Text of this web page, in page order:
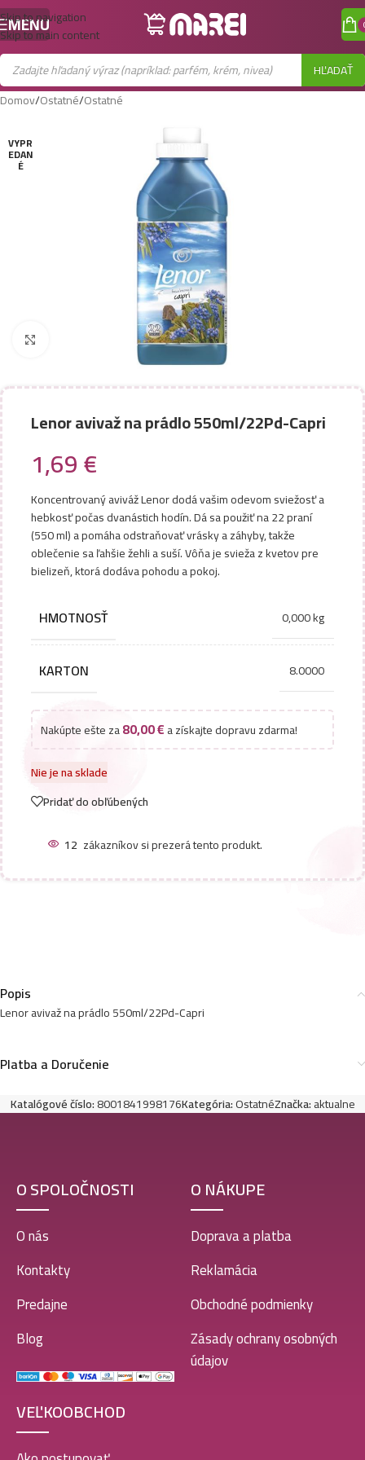
Skip to navigation
Skip to main content
MENU
HĽADAŤ
Domov/Ostatné/Ostatné
VYPR
EDAN
É
Zobraziť väčší obrázok
Lenor avivaž na prádlo 550ml/22Pd-Capri
1,69€
Koncentrovaný aviváž Lenor dodá vašim odevom sviežosť a
hebkosť počas dvanástich hodín. Dá sa použiť na 22 praní
(550 ml) a pomáha odstraňovať vrásky a záhyby, takže
oblečenie sa ľahšie žehli a suší. Vôňa je svieža z kvetov pre
bielizeň, ktorá dodáva pohodu a pokoj.
HMOTNOSŤ 0,000 kg
KARTON 8.0000
Nakúpte ešte za80,00€a získajte dopravu zdarma!
Nie je na sklade
Pridať do obľúbených
12 zákazníkov si prezerá tento produkt.
Popis
Lenor avivaž na prádlo 550ml/22Pd-Capri
Platba a Doručenie
Katalógové číslo:8001841998176Kategória:OstatnéZnačka:aktualne
O SPOLOČNOSTI
O nás
Kontakty
Predajne
Blog
O NÁKUPE
Doprava a platba
Reklamácia
Obchodné podmienky
Zásady ochrany osobných
údajov
VEĽKOOBCHOD